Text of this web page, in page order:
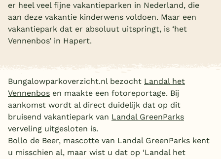
Vakantiepark keuzehulp
Onze vakantiegidsen
Overdekt zwembad
Wildwaterbaan
Indoor speeltuin
Alle populaire faciliteiten
er heel veel fijne vakantieparken in Nederland, die
aan deze vakantie kinderwens voldoen. Maar een
vakantiepark dat er absoluut uitspringt, is ‘het
Vennenbos’ in Hapert.
Bungalowparkoverzicht.nl bezocht Landal het
Vennenbos en maakte een fotoreportage. Bij
aankomst wordt al direct duidelijk dat op dit
bruisend vakantiepark van Landal GreenParks
verveling uitgesloten is.
Bollo de Beer, mascotte van Landal GreenParks kent
u misschien al, maar wist u dat op ‘Landal het